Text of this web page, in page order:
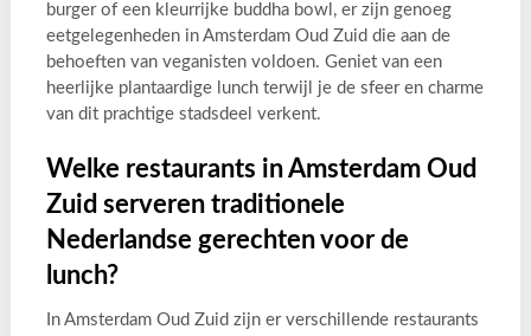
burger of een kleurrijke buddha bowl, er zijn genoeg
eetgelegenheden in Amsterdam Oud Zuid die aan de
behoeften van veganisten voldoen. Geniet van een
heerlijke plantaardige lunch terwijl je de sfeer en charme
van dit prachtige stadsdeel verkent.
Welke restaurants in Amsterdam Oud
Zuid serveren traditionele
Nederlandse gerechten voor de
lunch?
In Amsterdam Oud Zuid zijn er verschillende restaurants